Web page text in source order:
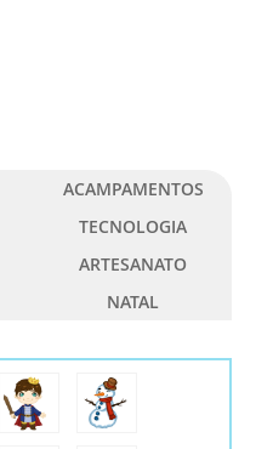
ACAMPAMENTOS
TECNOLOGIA
ARTESANATO
NATAL